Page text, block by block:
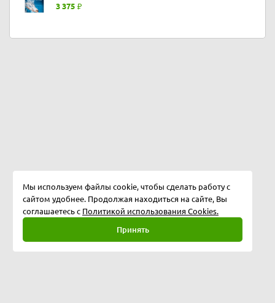
3 375
Мы используем файлы cookie, чтобы сделать работу с
сайтом удобнее. Продолжая находиться на сайте, Вы
соглашаетесь с Политикой использования Cookies.
Принять